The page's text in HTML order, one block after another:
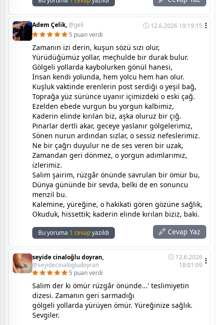
Adem Çelik,@geli
12.6.2026 19:19:15
5 puan verdi
Zamanın izi derin, kuşun sözü sızı olur,
Yürüdüğümüz yollar, meçhulde bir durak bulur.
Gölgeli yollarda kaybolurken gönül hanesi,
İnsan kendi yolunda, hem yolcu hem han olur.
Kuşluk vaktinde erenlerin post serdiği o yeşil bağ,
Toprağa yüz sürünce uyanır içimizdeki o eski çağ.
Ezelden ebede vurgun bu yorgun kalbimiz,
Kaderin elinde kırılan biz, aşka oluruz bir çığ.
Pınarlar dertli akar, geceye yaslanır gölgelerimiz,
Sönen nurun ardından sızlar, o sessiz nefeslerimiz.
Ne bir çağrı duyulur ne de ses veren bir uzak,
Zamandan geri dönmez, o yorgun adımlarımız,
izlerimiz.
Salim şairim, rüzgâr önünde savrulan bir ömür bu,
Dünya gününde bir sevda, belki de en sonuncu
menzil bu.
Kalemine, yüreğine, o hakikati gören gözüne sağlık,
Okuduk, hissettik; kaderin elinde kırılan biziz, baki.
Bu yoruma 1 cevapyazıldı Cevap Yaz
seyide cinaloğlu doyran,
@seyidecinalogludoyran
12.6.2026
18:01:09
5 puan verdi
Salim der ki ömür rüzgâr önünde...' teslimiyetin
dizesi. Zamanın geri sarmadığı
gölgeli yollarda yürüyen ömür. Yüreğinize sağlık.
Sevgiler.